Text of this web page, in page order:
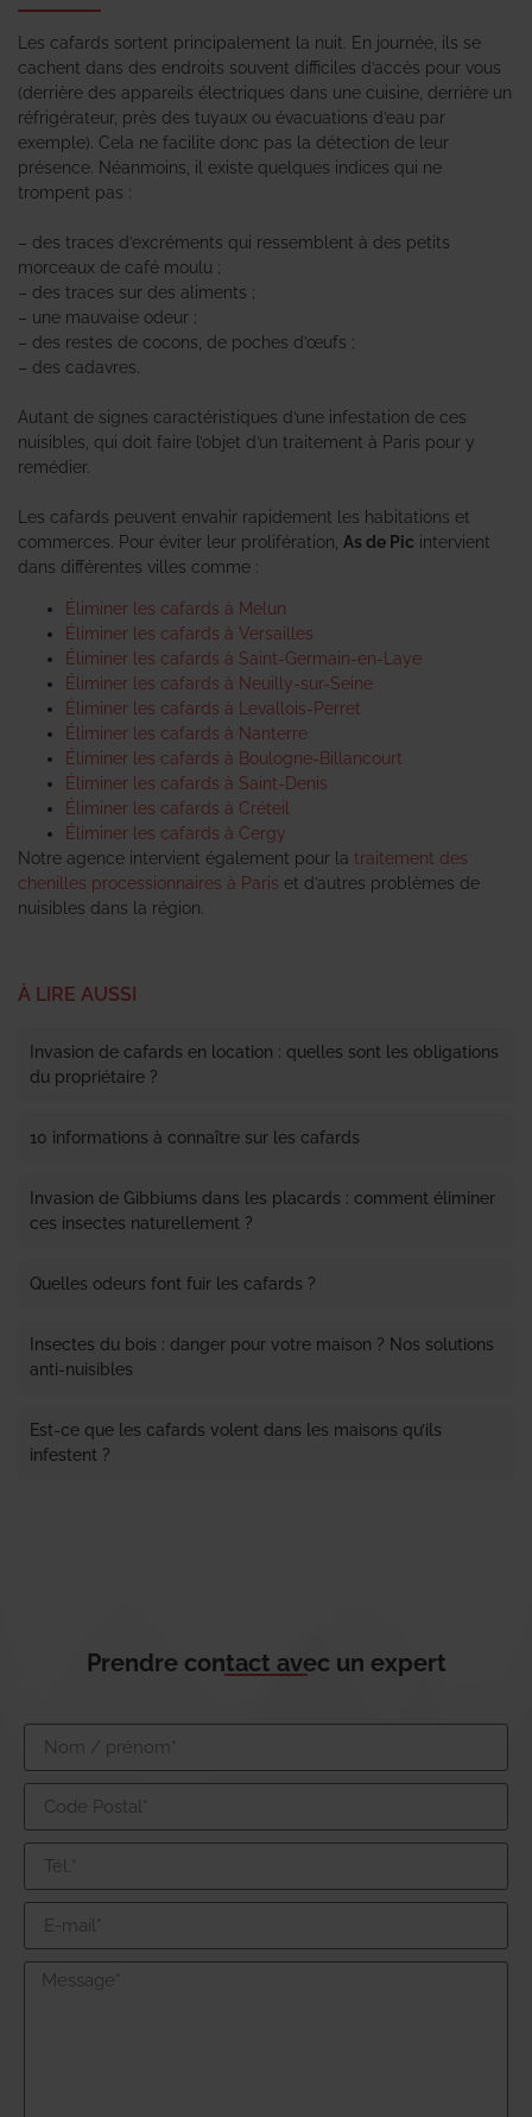
Les cafards sortent principalement la nuit. En journée, ils se
cachent dans des endroits souvent difficiles d’accès pour vous
(derrière des appareils électriques dans une cuisine, derrière un
réfrigérateur, près des tuyaux ou évacuations d’eau par
exemple). Cela ne facilite donc pas la détection de leur
présence. Néanmoins, il existe quelques indices qui ne
trompent pas :
– des traces d’excréments qui ressemblent à des petits
morceaux de café moulu ;
– des traces sur des aliments ;
– une mauvaise odeur ;
– des restes de cocons, de poches d’œufs ;
– des cadavres.
Autant de signes caractéristiques d’une infestation de ces
nuisibles, qui doit faire l’objet d’un traitement à Paris pour y
remédier.
Les cafards peuvent envahir rapidement les habitations et
commerces. Pour éviter leur prolifération, As de Pic intervient
dans différentes villes comme :
Éliminer les cafards à Melun
Éliminer les cafards à Versailles
Éliminer les cafards à Saint-Germain-en-Laye
Éliminer les cafards à Neuilly-sur-Seine
Éliminer les cafards à Levallois-Perret
Éliminer les cafards à Nanterre
Éliminer les cafards à Boulogne-Billancourt
Éliminer les cafards à Saint-Denis
Éliminer les cafards à Créteil
Éliminer les cafards à Cergy
Notre agence intervient également pour la traitement des
chenilles processionnaires à Paris et d’autres problèmes de
nuisibles dans la région.
À LIRE AUSSI
Invasion de cafards en location : quelles sont les obligations
du propriétaire ?
10 informations à connaître sur les cafards
Invasion de Gibbiums dans les placards : comment éliminer
ces insectes naturellement ?
Quelles odeurs font fuir les cafards ?
Insectes du bois : danger pour votre maison ? Nos solutions
anti-nuisibles
Est-ce que les cafards volent dans les maisons qu’ils
infestent ?
Prendre contact avec un expert